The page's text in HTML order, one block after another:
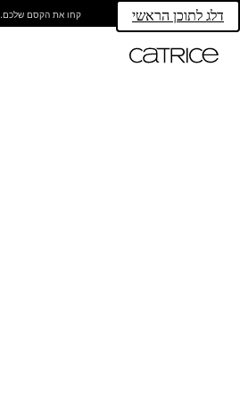
דלג לתוכן הראשי קחו את הקסם שלכם.